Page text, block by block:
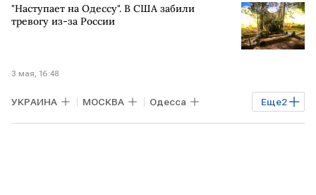
Денис Пушилин
"Наступает на Одессу". В США забили
тревогу из-за России
3 мая, 16:48
Еще2
УКРАИНА МОСКВА Одесса
Владимир Путин НАТО